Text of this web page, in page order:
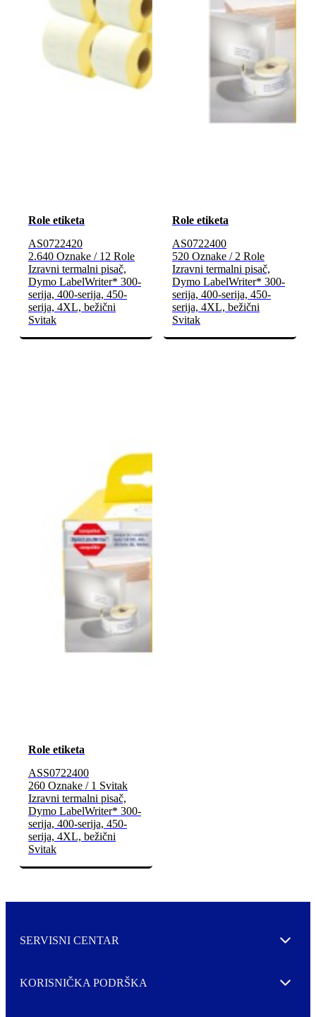
Role etiketa
AS0722420
2.640 Oznake / 12 Role
Izravni termalni pisač,
Dymo LabelWriter* 300-
serija, 400-serija, 450-
serija, 4XL, bežični
Svitak
Role etiketa
AS0722400
520 Oznake / 2 Role
Izravni termalni pisač,
Dymo LabelWriter* 300-
serija, 400-serija, 450-
serija, 4XL, bežični
Svitak
Role etiketa
ASS0722400
260 Oznake / 1 Svitak
Izravni termalni pisač,
Dymo LabelWriter* 300-
serija, 400-serija, 450-
serija, 4XL, bežični
Svitak
SERVISNI CENTAR Expand
KORISNIČKA PODRŠKA Expand